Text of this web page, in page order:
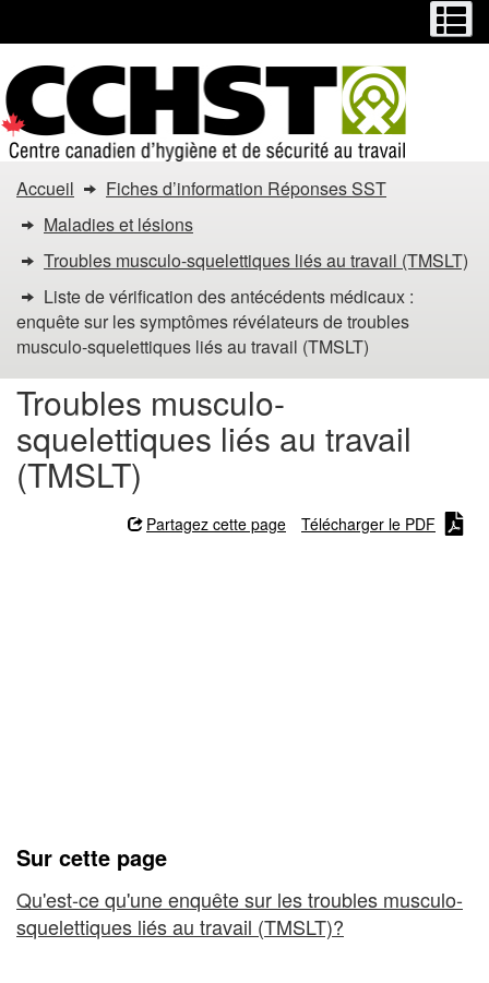
contenu
principal
la
version
HTML
simplifiée
Vous
êtes
dans
Liste
de
vérification
des
antécédents
révélateurs
de
troubles
Accueil
Fiches d’information Réponses SST
Maladies et lésions
Troubles musculo-squelettiques liés au travail (TMSLT)
Liste de vérification des antécédents médicaux :
enquête sur les symptômes révélateurs de troubles
musculo-squelettiques liés au travail (TMSLT)
Troubles musculo-
squelettiques liés au travail
(TMSLT)
Partagez cette page Télécharger le PDF
Sur cette page
Qu'est-ce qu'une enquête sur les troubles musculo-
squelettiques liés au travail (TMSLT)?